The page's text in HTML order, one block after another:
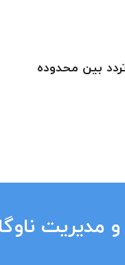
بین محدوده
و مدیریت